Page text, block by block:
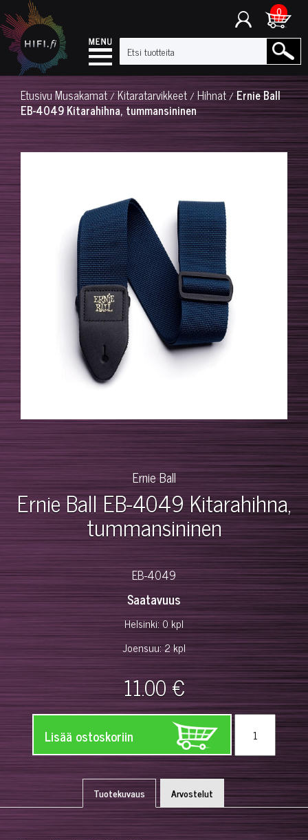
0
EtusivuMusakamat/Kitaratarvikkeet/Hihnat/Ernie Ball
EB-4049 Kitarahihna, tummansininen
Ernie Ball
Ernie Ball EB-4049 Kitarahihna,
tummansininen
EB-4049
Saatavuus
Helsinki: 0 kpl
Joensuu: 2 kpl
11.00 €
Lisää ostoskoriin
Tuotekuvaus Arvostelut